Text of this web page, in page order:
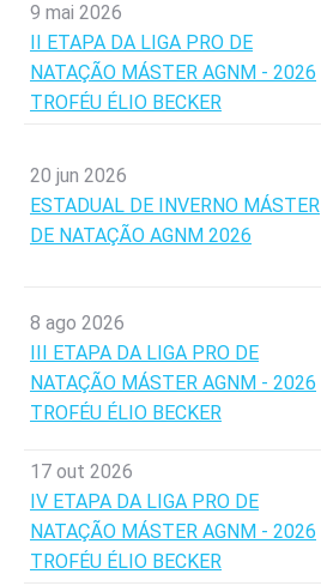
9 mai 2026
II ETAPA DA LIGA PRO DE
NATAÇÃO MÁSTER AGNM - 2026
TROFÉU ÉLIO BECKER
20 jun 2026
ESTADUAL DE INVERNO MÁSTER
DE NATAÇÃO AGNM 2026
8 ago 2026
III ETAPA DA LIGA PRO DE
NATAÇÃO MÁSTER AGNM - 2026
TROFÉU ÉLIO BECKER
17 out 2026
IV ETAPA DA LIGA PRO DE
NATAÇÃO MÁSTER AGNM - 2026
TROFÉU ÉLIO BECKER